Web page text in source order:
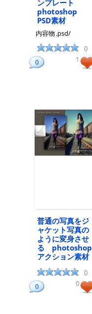
ンプレート
photoshop
PSD素材
内容物 .psd/
0
0 1
普通の写真をジ
ャケット写真の
ように変身させ
る photoshop
アクション素材
0
0 0